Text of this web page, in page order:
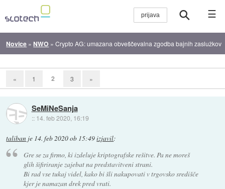
☰
Novice » NWO »Crypto AG: umazana obveščevalna zgodba bajnih zaslužkov
« 1 2 3 »
SeMiNeSanja
:: 14. feb 2020, 16:19
taliban je 14. feb 2020 ob 15:49izjavil:
Gre se za firmo, ki izdeluje kriptografske rešitve. Pa ne moreš
glih šifiriranje zajebat na predstavitveni strani.
Bi rad vse tukaj videl, kako bi šli nakupovati v trgovsko središče
kjer je namazan drek pred vrati.